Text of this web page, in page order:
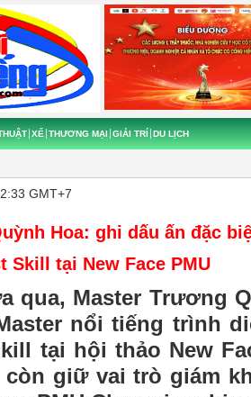
XẾ THƯƠNG MẠI GIẢI TRÍ DU LỊCH
GMT+7
Hoa: ghi dấu ấn đặc
Skill tại New Face PMU
qua, Master Trương
nổi tiếng trình
tại hội thảo New
giữ vai trò giám